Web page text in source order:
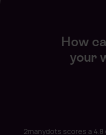
How
your
2manydots scores a